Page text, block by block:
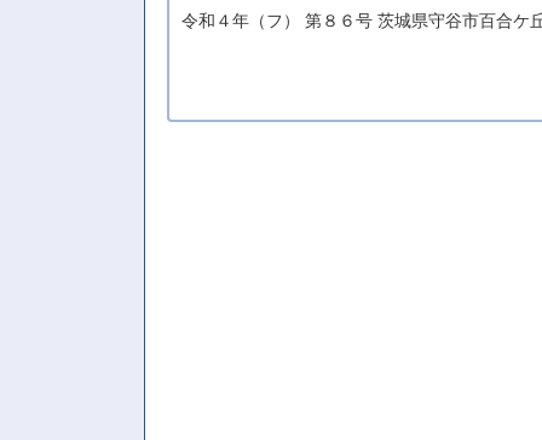
令和４年（フ） 第８６号 茨城県守谷市百合